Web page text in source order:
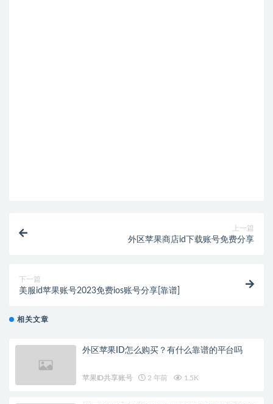
上一篇
外区苹果商店id下载账号免费分享
下一篇
美服id苹果账号2023免费ios账号分享[靠谱]
相关文章
外区苹果ID怎么购买？有什么靠谱的平台吗
苹果ID共享账号 2 年前 1.5K